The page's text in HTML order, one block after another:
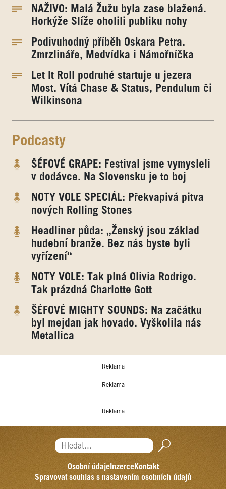
NAŽIVO: Malá Žužu byla zase blažená.
Horkýže Slíže oholili publiku nohy
Podivuhodný příběh Oskara Petra.
Zmrzlináře, Medvídka i Námořníčka
Let It Roll podruhé startuje u jezera
Most. Vítá Chase & Status, Pendulum či
Wilkinsona
Podcasty
ŠÉFOVÉ GRAPE: Festival jsme vymysleli
v dodávce. Na Slovensku je to boj
NOTY VOLE SPECIÁL: Překvapivá pitva
nových Rolling Stones
Headliner půda: „Ženský jsou základ
hudební branže. Bez nás byste byli
vyřízení“
NOTY VOLE: Tak plná Olivia Rodrigo.
Tak prázdná Charlotte Gott
ŠÉFOVÉ MIGHTY SOUNDS: Na začátku
byl mejdan jak hovado. Vyškolila nás
Metallica
Reklama
Reklama
Reklama
Hledat...
Osobní údajeInzerceKontakt
Spravovat souhlas s nastavením osobních údajů